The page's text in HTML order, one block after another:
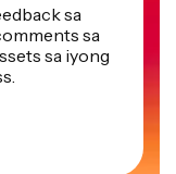
sa
sa iyong